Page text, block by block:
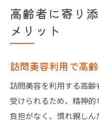
高齢者に寄り
メリット
訪問美容利用で高
訪問美容を利用する高
受けられるため、精神
負担がなく、慣れ親し